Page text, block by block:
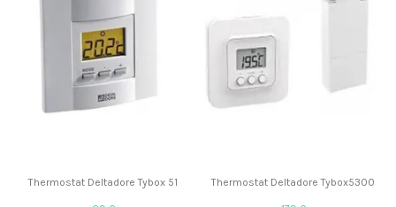
Thermostat Deltadore Tybox 51 Thermostat Deltadore Tybox5300